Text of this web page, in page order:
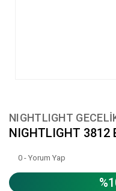
NIGHTLIGHT
NIGHTLIGHT
0 - Yorum Yap